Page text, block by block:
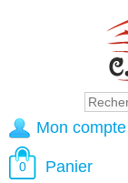
Mon compte
0 Panier